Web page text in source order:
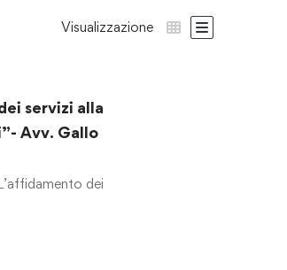
Visualizzazione
servizi alla
Avv. Gallo
dei